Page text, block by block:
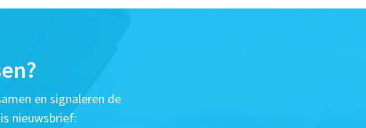
en signaleren de
nieuwsbrief: